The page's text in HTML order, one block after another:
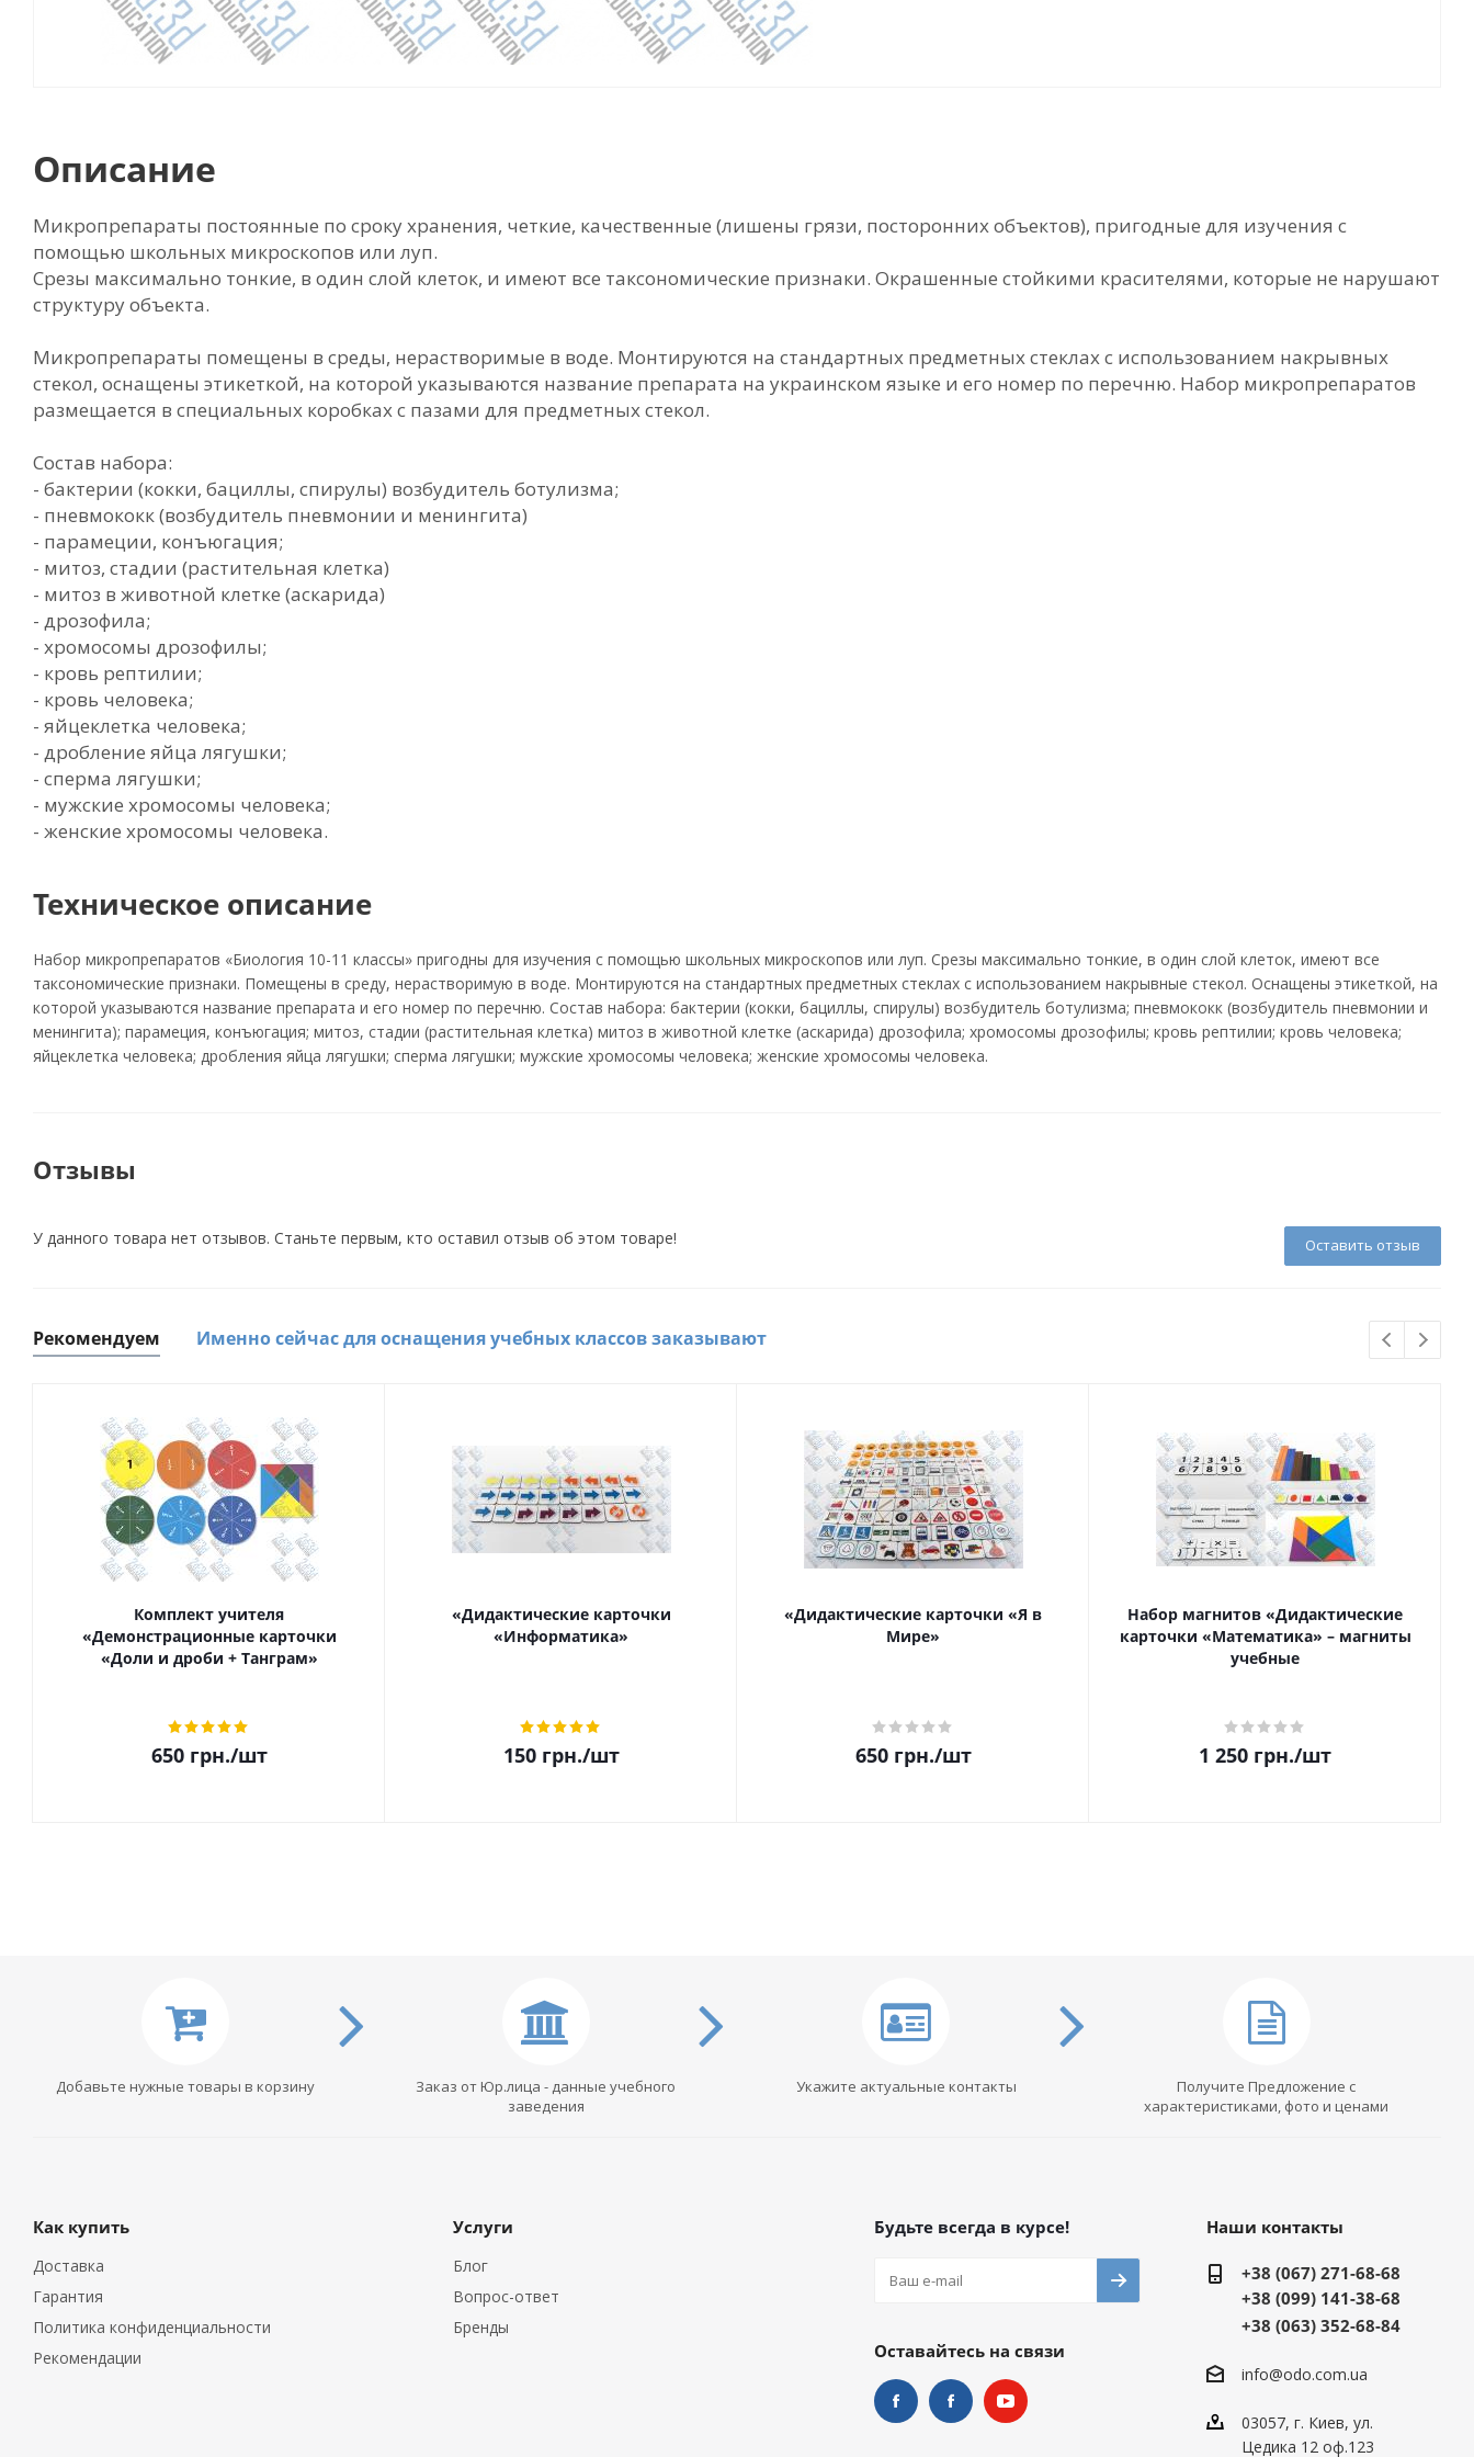
Описание
Микропрепараты постоянные по сроку хранения, четкие, качественные (лишены грязи, посторонних объектов), пригодные для изучения с
помощью школьных микроскопов или луп.
Срезы максимально тонкие, в один слой клеток, и имеют все таксономические признаки. Окрашенные стойкими красителями, которые не нарушают
структуру объекта.
Микропрепараты помещены в среды, нерастворимые в воде. Монтируются на стандартных предметных стеклах с использованием накрывных
стекол, оснащены этикеткой, на которой указываются название препарата на украинском языке и его номер по перечню. Набор микропрепаратов
размещается в специальных коробках с пазами для предметных стекол.
Состав набора:
- бактерии (кокки, бациллы, спирулы) возбудитель ботулизма;
- пневмококк (возбудитель пневмонии и менингита)
- парамеции, конъюгация;
- митоз, стадии (растительная клетка)
- митоз в животной клетке (аскарида)
- дрозофила;
- хромосомы дрозофилы;
- кровь рептилии;
- кровь человека;
- яйцеклетка человека;
- дробление яйца лягушки;
- сперма лягушки;
- мужские хромосомы человека;
- женские хромосомы человека.
Техническое описание
Набор микропрепаратов «Биология 10-11 классы» пригодны для изучения с помощью школьных микроскопов или луп. Срезы максимально тонкие, в один слой клеток, имеют все
таксономические признаки. Помещены в среду, нерастворимую в воде. Монтируются на стандартных предметных стеклах с использованием накрывные стекол. Оснащены этикеткой, на
которой указываются название препарата и его номер по перечню. Состав набора: бактерии (кокки, бациллы, спирулы) возбудитель ботулизма; пневмококк (возбудитель пневмонии и
менингита); парамеция, конъюгация; митоз, стадии (растительная клетка) митоз в животной клетке (аскарида) дрозофила; хромосомы дрозофилы; кровь рептилии; кровь человека;
яйцеклетка человека; дробления яйца лягушки; сперма лягушки; мужские хромосомы человека; женские хромосомы человека.
Отзывы
Оставить отзыв
У данного товара нет отзывов. Станьте первым, кто оставил отзыв об этом товаре!
Рекомендуем Именно сейчас для оснащения учебных классов заказывают
Комплект учителя
«Демонстрационные карточки
«Доли и дроби + Танграм»
650грн./шт
«Дидактические карточки
«Информатика»
150грн./шт
«Дидактические карточки «Я в
Мире»
650грн./шт
Набор магнитов «Дидактические
карточки «Математика» – магниты
учебные
1 250 грн./шт
Добавьте нужные товары в корзину
Заказ от Юр.лица - данные учебного
заведения
Укажите актуальные контакты
Получите Предложение с
характеристиками, фото и ценами
Как купить
Доставка
Гарантия
Политика конфиденциальности
Рекомендации
Услуги
Блог
Вопрос-ответ
Бренды
Будьте всегда в курсе!
Оставайтесь на связи
Наши контакты
+38 (067) 271-68-68
+38 (099) 141-38-68
+38 (063) 352-68-84
info@odo.com.ua
03057, г. Киев, ул.
Цедика 12 оф.123